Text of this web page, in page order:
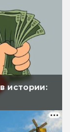
истории: